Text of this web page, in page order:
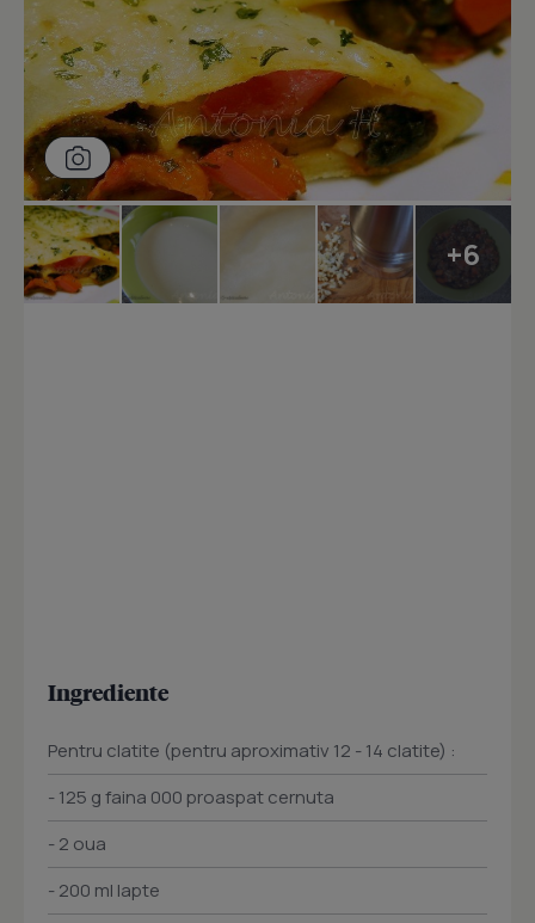
+6
Ingrediente
Pentru clatite (pentru aproximativ 12 - 14 clatite) :
- 125 g faina 000 proaspat cernuta
- 2 oua
- 200 ml lapte